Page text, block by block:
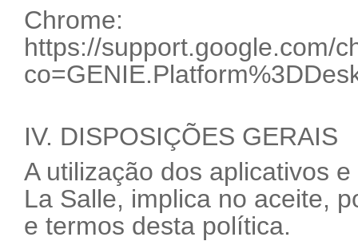
Chrome:
https://support.google.com/
IV. DISPOSIÇÕES GERAIS
A utilização dos aplicativos
La Salle, implica no aceite,
e termos desta política.